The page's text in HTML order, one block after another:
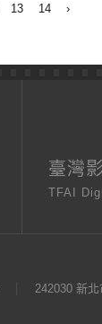
13 14 ›
臺灣
TFAI
242030 新